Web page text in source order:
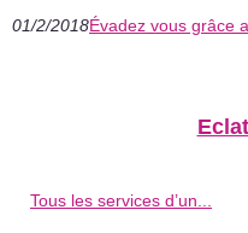
01/2/2018Évadez vous grâce
Tous les services d’un...